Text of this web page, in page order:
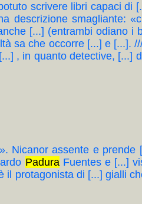
scrivere libri capaci di
descrizione smagliante:
[...] (entrambi odiano i
sa che occorre [...] e [...].
, in quanto detective, [...]
Nicanor assente e prende
PaduraFuentes e [...]
il protagonista di [...] gialli